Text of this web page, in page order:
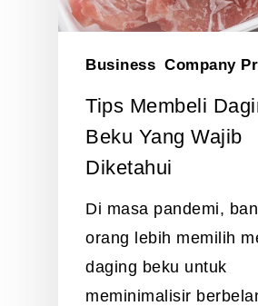
Business Company
Tips Membeli
Beku Yang Wajib
Diketahui
Di masa pandemi,
orang lebih memilih
daging beku untuk
meminimalisir